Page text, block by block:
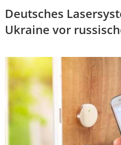
Deutsches
Ukraine vor